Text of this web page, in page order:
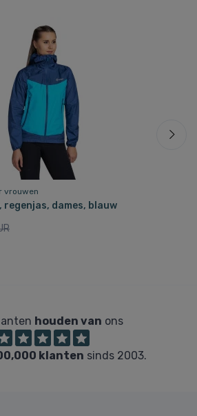
vrouwen
regenjas, dames, blauw
houden van ons
klanten sinds 2003.